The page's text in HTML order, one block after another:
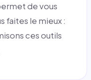
de vous
faites le mieux :
ces outils